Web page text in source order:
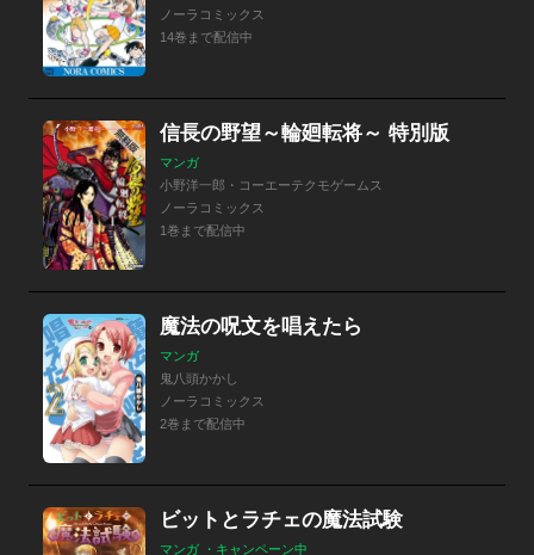
ノーラコミックス
14巻まで配信中
信長の野望～輪廻転将～ 特別版
マンガ
小野洋一郎・コーエーテクモゲームス
ノーラコミックス
1巻まで配信中
魔法の呪文を唱えたら
マンガ
鬼八頭かかし
ノーラコミックス
2巻まで配信中
ビットとラチェの魔法試験
マンガ ・キャンペーン中